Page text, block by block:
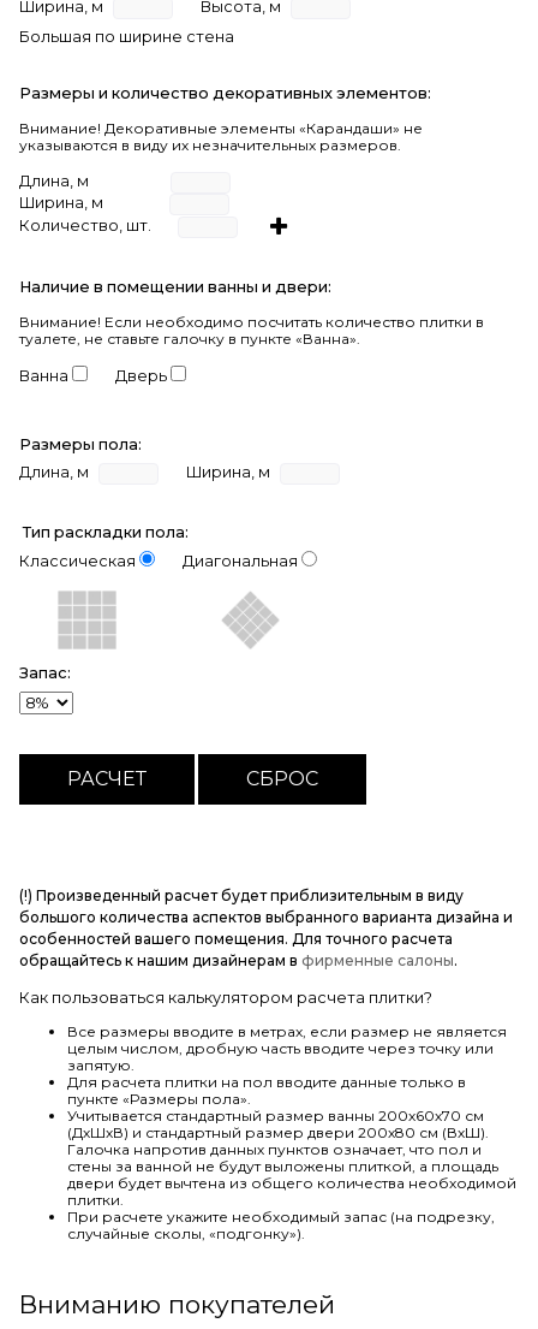
Ширина, м
Высота, м
Большая по ширине стена
Размеры и количество декоративных элементов:
Внимание! Декоративные элементы «Карандаши» не
указываются в виду их незначительных размеров.
Длина, м
Ширина, м
Количество, шт.
Наличие в помещении ванны и двери:
Внимание! Если необходимо посчитать количество плитки в
туалете, не ставьте галочку в пункте «Ванна».
Ванна Дверь
Размеры пола:
Длина, м
Ширина, м
Тип раскладки пола:
Классическая
Диагональная
Запас:
(!) Произведенный расчет будет приблизительным в виду
большого количества аспектов выбранного варианта дизайна и
особенностей вашего помещения. Для точного расчета
обращайтесь к нашим дизайнерам в фирменные салоны.
Как пользоваться калькулятором расчета плитки?
Все размеры вводите в метрах, если размер не является
целым числом, дробную часть вводите через точку или
запятую.
Для расчета плитки на пол вводите данные только в
пункте «Размеры пола».
Учитывается стандартный размер ванны 200х60х70 см
(ДхШхВ) и стандартный размер двери 200х80 см (ВхШ).
Галочка напротив данных пунктов означает, что пол и
стены за ванной не будут выложены плиткой, а площадь
двери будет вычтена из общего количества необходимой
плитки.
При расчете укажите необходимый запас (на подрезку,
случайные сколы, «подгонку»).
Вниманию покупателей